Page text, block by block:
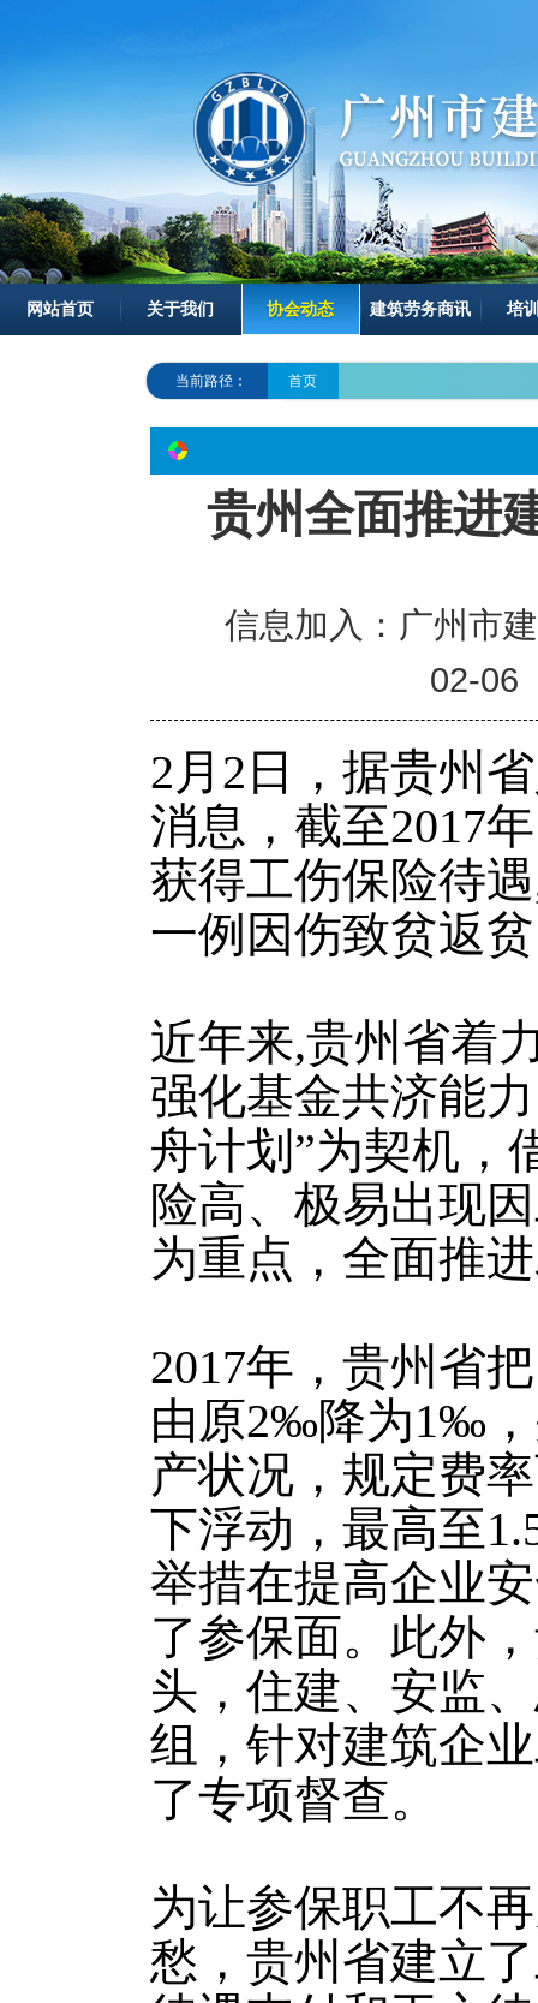
网站首页 关于我们 协会动态 建筑劳务商讯 培
当前路径： 首页
贵州全面推进
信息加入：广州市
02-06
2月2日，据贵州
消息，截至2017
获得工伤保险待
一例因伤致贫返
近年来,贵州省着
强化基金共济能
舟计划”为契机，
险高、极易出现
为重点，全面推
2017年，贵州省
由原2‰降为1‰，
产状况，规定费
下浮动，最高至
举措在提高企业
了参保面。此外
头，住建、安监
组，针对建筑企
了专项督查。
为让参保职工不
愁，贵州省建立